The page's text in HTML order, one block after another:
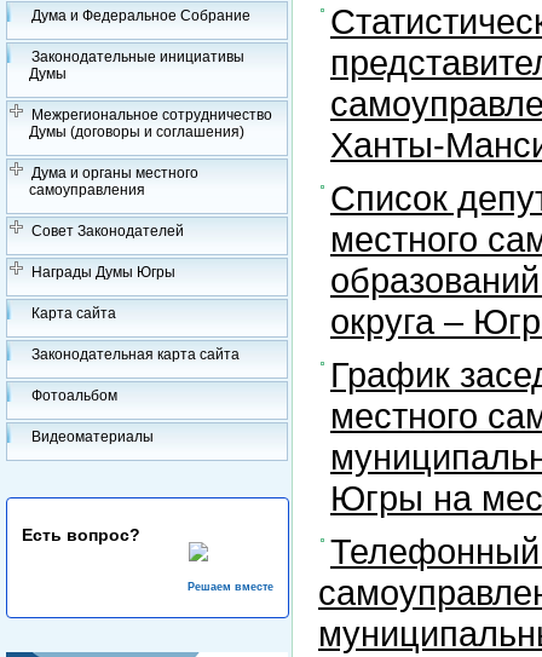
Дума и Федеральное Собрание
Законодательные инициативы
Думы
Межрегиональное сотрудничество
Думы (договоры и соглашения)
Дума и органы местного
самоуправления
Совет Законодателей
Награды Думы Югры
Карта сайта
Законодательная карта сайта
Фотоальбом
Видеоматериалы
Есть вопрос?
Решаем вместе
Ханты-
Список
местного
округа –
График
местного
Югры на
Телефонный